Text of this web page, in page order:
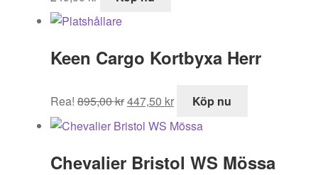
Keen Cargo Kortbyxa Herr
Rea! 895,00kr
ursprungliga
priset
895,00 kr.
447,50 kr
nuvarande
priset
447,50 kr.
Köp nu
Chevalier Bristol WS Mössa